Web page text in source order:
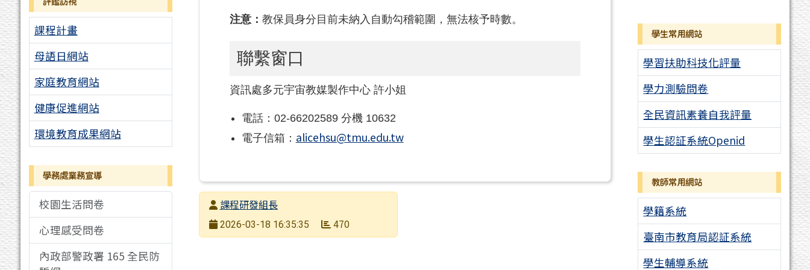
課程計畫
母語日網站
家庭教育網站
健康促進網站
環境教育成果網站
學務處業務宣導
校園生活問卷
心理感受問卷
內政部警政署 165 全民防
注意： 教保員身分目前未納入自動勾稽範圍，無法核予時數。
聯繫窗口
資訊處多元宇宙教媒製作中心 許小姐
電話：02-66202589 分機 10632
電子信箱： alicehsu@tmu.edu.tw
發布者課程研發組長
發布日期
2026-03-18 16:35:35 470
學生常用網站
學習扶助科技化評量
學力測驗問卷
全民資訊素養自我評量
學生認証系統Openid
教師常用網站
學籍系統
臺南市教育局認証系統
學生輔導系統